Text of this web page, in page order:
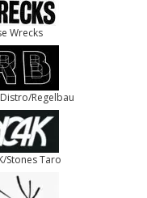
Wrecks
Regelbau
Stones Taro